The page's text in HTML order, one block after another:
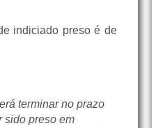
indiciado preso é de
terminar no prazo
sido preso em